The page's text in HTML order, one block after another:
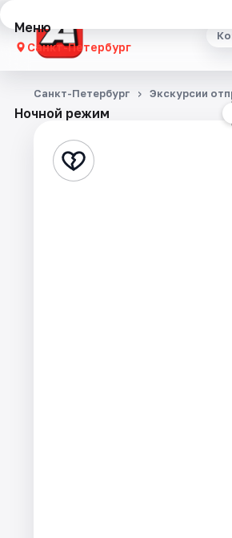
Меню
Санкт-Петербург
Концерты
Стендап
Ночной режим
Санкт-Петербург Экскурсии